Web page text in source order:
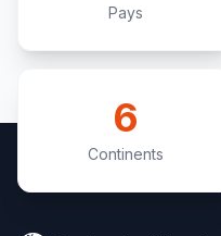
Pays
6
Continents